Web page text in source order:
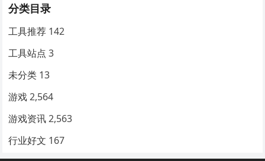
分类目录
工具推荐 142
工具站点 3
未分类 13
游戏 2,564
游戏资讯 2,563
行业好文 167